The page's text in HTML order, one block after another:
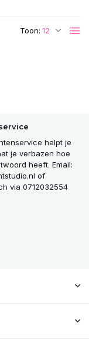
Toon:
helpt je
je verbazen hoe
heeft. Email:
of
via 0712032554